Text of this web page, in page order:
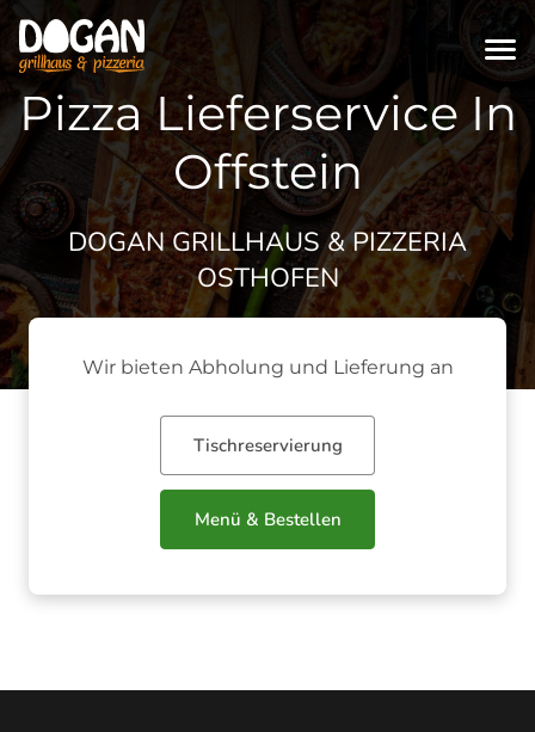
Pizza Lieferservice In
Offstein
DOGAN GRILLHAUS & PIZZERIA
OSTHOFEN
Wir bieten Abholung und Lieferung an
Tischreservierung
Menü & Bestellen